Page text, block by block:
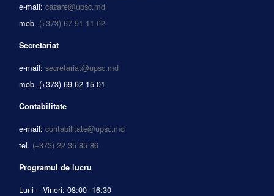
e-mail: cazare@upsc.md
mob. (+373) 67 91 11 62
Secretariat
e-mail: secretariat@upsc.md
mob. (+373) 69 62 15 01
Contabilitate
e-mail: contabilitate@upsc.md
tel. (+373) 22 35 85 86
Programul de lucru
Luni – Vineri: 08:00 -16:30